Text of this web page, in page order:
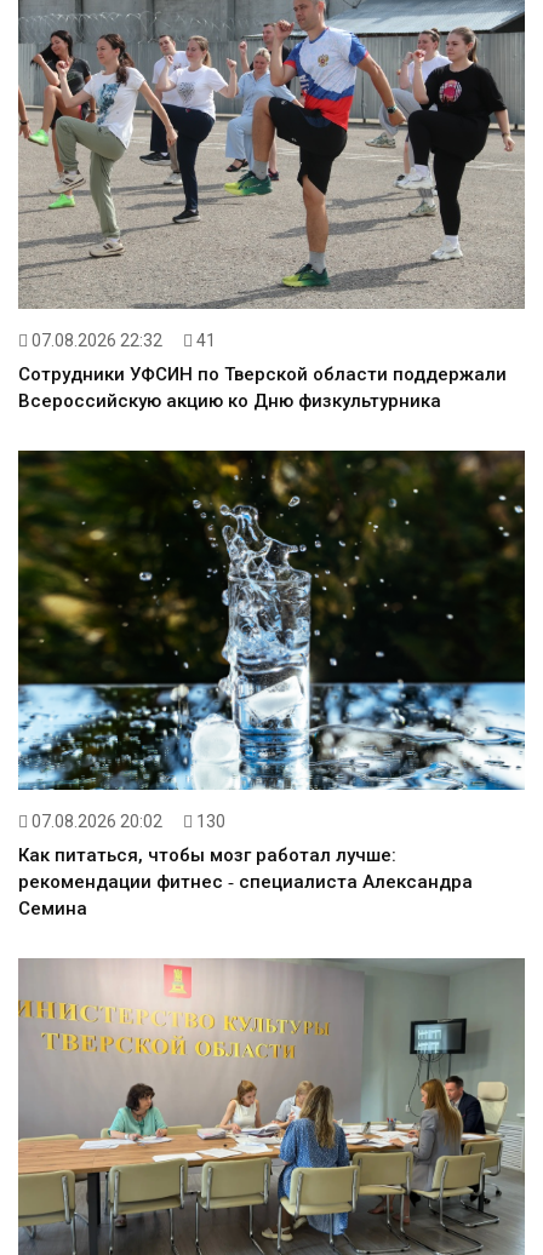
07.08.2026 22:32 41
Сотрудники УФСИН по Тверской области поддержали
Всероссийскую акцию ко Дню физкультурника
07.08.2026 20:02 130
Как питаться, чтобы мозг работал лучше:
рекомендации фитнес ‑ специалиста Александра
Семина